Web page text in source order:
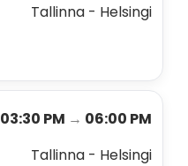
Tallinna - Helsingi
03:30 PM → 06:00 PM
Tallinna - Helsingi